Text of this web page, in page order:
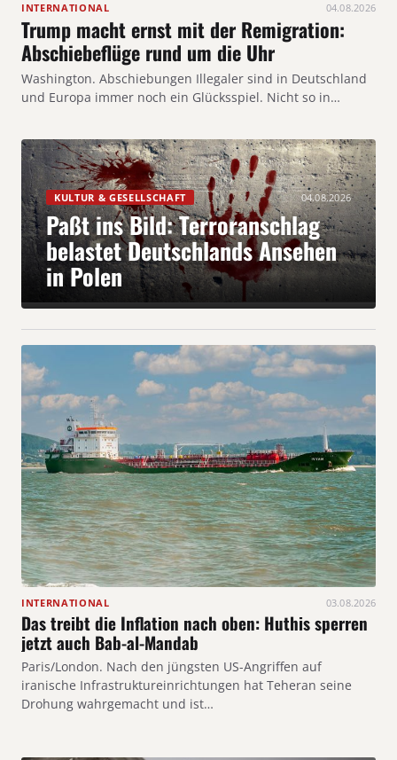
INTERNATIONAL 04.08.2026
Trump macht ernst mit der Remigration:
Abschiebeflüge rund um die Uhr
Washington. Abschiebungen Illegaler sind in Deutschland
und Europa immer noch ein Glücksspiel. Nicht so in…
KULTUR & GESELLSCHAFT 04.08.2026
Paßt ins Bild: Terroranschlag
belastet Deutschlands Ansehen
in Polen
INTERNATIONAL 03.08.2026
Das treibt die Inflation nach oben: Huthis sperren
jetzt auch Bab-al-Mandab
Paris/London. Nach den jüngsten US-Angriffen auf
iranische Infrastruktureinrichtungen hat Teheran seine
Drohung wahrgemacht und ist…